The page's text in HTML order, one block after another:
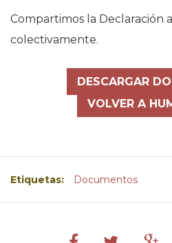
Compartimos la Declaración
colectivamente.
DESCARGAR
VOLVER A
Etiquetas: Documentos